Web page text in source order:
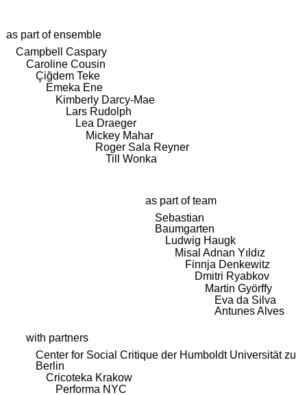
as part of ensemble
Campbell Caspary
Caroline Cousin
Çiğdem Teke
Emeka Ene
Kimberly Darcy-Mae
Lars Rudolph
Lea Draeger
Mickey Mahar
Roger Sala Reyner
Till Wonka
as part of team
Sebastian
Baumgarten
Ludwig Haugk
Misal Adnan Yıldız
Finnja Denkewitz
Dmitri Ryabkov
Martin Györffy
Eva da Silva
Antunes Alves
with partners
Center for Social Critique der Humboldt Universität zu
Berlin
Cricoteka Krakow
Performa NYC